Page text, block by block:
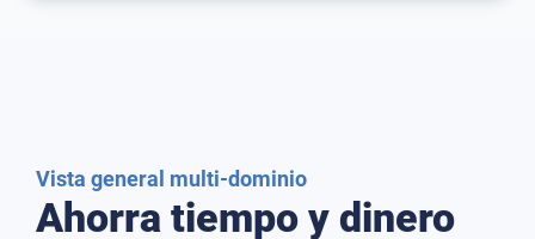
Vista general multi-dominio
Ahorra tiempo y dinero